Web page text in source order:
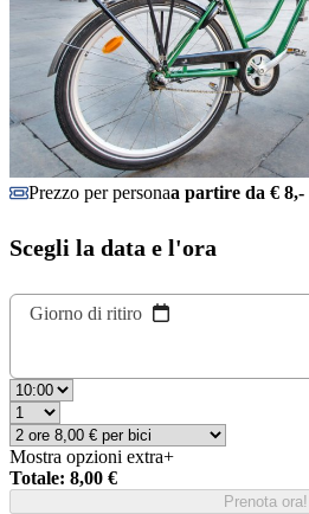
Prezzo per personaa partire da € 8,-
Scegli la data e l'ora
Giorno di ritiro
Mostra opzioni extra+
Totale: 8,00 €
Prenota ora!